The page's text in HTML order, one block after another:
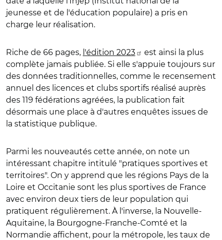
jeunesse et de l'éducation populaire) a pris en
charge leur réalisation.
Riche de 66 pages, l'édition 2023
est ainsi la plus
complète jamais publiée. Si elle s'appuie toujours sur
des données traditionnelles, comme le recensement
annuel des licences et clubs sportifs réalisé auprès
des 119 fédérations agréées, la publication fait
désormais une place à d'autres enquêtes issues de
la statistique publique.
Parmi les nouveautés cette année, on note un
intéressant chapitre intitulé "pratiques sportives et
territoires". On y apprend que les régions Pays de la
Loire et Occitanie sont les plus sportives de France
avec environ deux tiers de leur population qui
pratiquent régulièrement. À l'inverse, la Nouvelle-
Aquitaine, la Bourgogne-Franche-Comté et la
Normandie affichent, pour la métropole, les taux de